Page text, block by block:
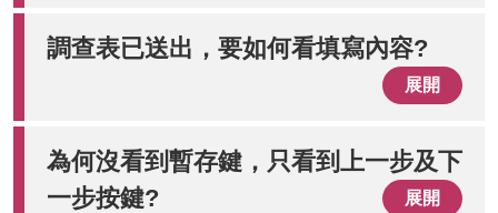
調查表已送出，要如何看填寫內容?
展開
為何沒看到暫存鍵，只看到上一步及下
一步按鍵?
展開